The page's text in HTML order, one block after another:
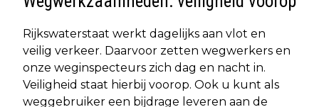
Rijkswaterstaat werkt dagelijks aan vlot en
veilig verkeer. Daarvoor zetten wegwerkers en
onze weginspecteurs zich dag en nacht in.
Veiligheid staat hierbij voorop. Ook u kunt als
weggebruiker een bijdrage leveren aan de